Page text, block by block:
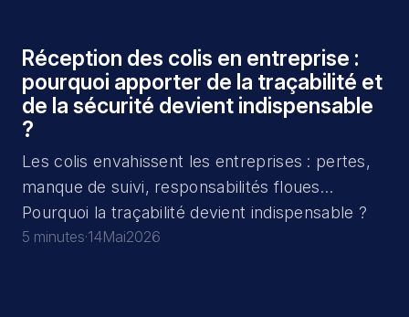
Article
Réception des colis en entreprise :
pourquoi apporter de la traçabilité et
de la sécurité devient indispensable
?
Les colis envahissent les entreprises : pertes,
manque de suivi, responsabilités floues…
Pourquoi la traçabilité devient indispensable ?
5 minutes·14Mai2026